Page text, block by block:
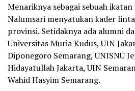
Menariknya sebagai sebuah
Nalumsari menyatukan kader
provinsi. Setidaknya ada alumni
Universitas Muria Kudus, UIN
Diponegoro Semarang, UNISNU
Hidayatullah Jakarta, UIN
Wahid Hasyim Semarang.